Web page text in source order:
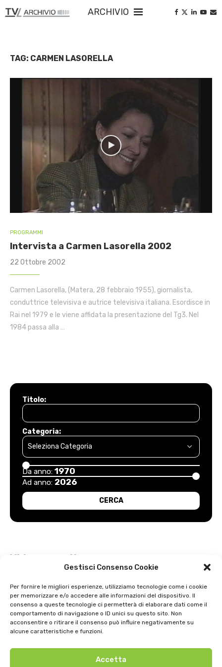
Gestisci Consenso Cookie
Per fornire le migliori esperienze, utilizziamo tecnologie come i cookie
per memorizzare e/o accedere alle informazioni del dispositivo. Il
consenso a queste tecnologie ci permetterà di elaborare dati come il
comportamento di navigazione o ID unici su questo sito. Non
acconsentire o ritirare il consenso può influire negativamente su
alcune caratteristiche e funzioni.
Accetta
ARCHIVIO
TAG: CARMEN LASORELLA
PROGRAMMI
Intervista a Carmen Lasorella 2002
22 Ottobre 2002
Carmen Lasorella, (Matera, 28 febbraio 1955), giornalista,
conduttrice televisiva e autrice televisiva italiana. Esordisce in
Rai nel 1979 e le viene affidata la presentazione del Tg3. Nel
1984 passa alla …
Titolo:
Categoria:
Da anno: 1970
Ad anno: 2026
Video recenti
Intervista a Gian Antonio Stella su “L’orda” di Luigi Bardelli 2002
Festa dell’ Unità PDS: interviste 1991